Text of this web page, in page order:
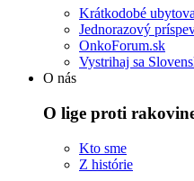
Krátkodobé
Jednorazový
OnkoForum.sk
Vystrihaj sa
O nás
O lige proti
Kto sme
Z histórie